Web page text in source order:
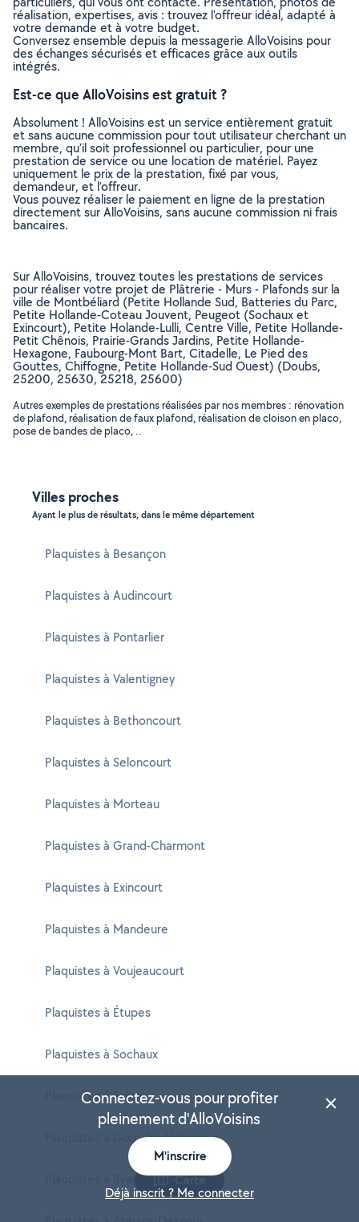
réalisation, expertises, avis : trouvez l'offreur idéal, adapté à
votre demande et à votre budget.
Conversez ensemble depuis la messagerie AlloVoisins pour
des échanges sécurisés et efficaces grâce aux outils
intégrés.
Est-ce que AlloVoisins est gratuit ?
Absolument ! AlloVoisins est un service entièrement gratuit
et sans aucune commission pour tout utilisateur cherchant un
membre, qu’il soit professionnel ou particulier, pour une
prestation de service ou une location de matériel. Payez
uniquement le prix de la prestation, fixé par vous,
demandeur, et l’offreur.
Vous pouvez réaliser le paiement en ligne de la prestation
directement sur AlloVoisins, sans aucune commission ni frais
bancaires.
Sur AlloVoisins, trouvez toutes les prestations de services
pour réaliser votre projet de Plâtrerie - Murs - Plafonds sur la
ville de Montbéliard (Petite Hollande Sud, Batteries du Parc,
Petite Hollande-Coteau Jouvent, Peugeot (Sochaux et
Exincourt), Petite Holande-Lulli, Centre Ville, Petite Hollande-
Petit Chênois, Prairie-Grands Jardins, Petite Hollande-
Hexagone, Faubourg-Mont Bart, Citadelle, Le Pied des
Gouttes, Chiffogne, Petite Hollande-Sud Ouest) (Doubs,
25200, 25630, 25218, 25600)
Autres exemples de prestations réalisées par nos membres : rénovation
de plafond, réalisation de faux plafond, réalisation de cloison en placo,
pose de bandes de placo, ..
Villes proches
Ayant le plus de résultats, dans le même département
Plaquistes à Besançon
Plaquistes à Audincourt
Plaquistes à Pontarlier
Plaquistes à Valentigney
Plaquistes à Bethoncourt
Plaquistes à Seloncourt
Plaquistes à Morteau
Plaquistes à Grand-Charmont
Plaquistes à Exincourt
Plaquistes à Mandeure
Plaquistes à Voujeaucourt
Plaquistes à Étupes
Plaquistes à Sochaux
Plaquistes à Brères
Plaquistes à Goux-les-Usiers
Plaquistes à Byans-sur-Doubs
Carte
Connectez-vous pour profiter
pleinement d'AlloVoisins
M'inscrire
Déjà inscrit ? Me connecter